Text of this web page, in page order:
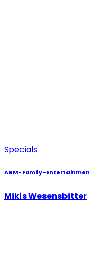
Specials
AGM-Family-
Mikis Wesensbitter